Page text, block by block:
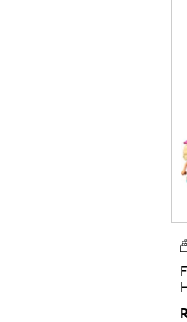
infantis no universo
histórias enquanto as
festa de karaokê -
e crianças a partir de
representar a história
inclui as personagens